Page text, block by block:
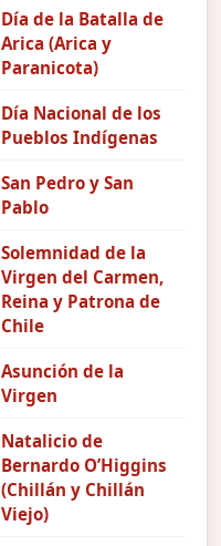
Día de la Batalla de
Arica (Arica y
Paranicota)
Día Nacional de los
Pueblos Indígenas
San Pedro y San
Pablo
Solemnidad de la
Virgen del Carmen,
Reina y Patrona de
Chile
Asunción de la
Virgen
Natalicio de
Bernardo O’Higgins
(Chillán y Chillán
Viejo)